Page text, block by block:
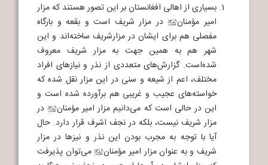
بسیاری از اهالی افغانستان بر این تصور هستند که مزار
امیر مؤمنانjدر مزار شریف است و بقعه و بارگاه
مفصلی هم برای ایشان در مزارشریف ساخته‌اند و این
شهر هم به همین جهت به مزار شریف معروف
شده‌است. گزارش‌های متعددی از نذر و نیازهای افراد
مختلف، اعم از شیعه و سنی در این مزار نقل شده که
خواسته‌های عجیب و غریبی هم برآورده شده است و
این در حالی است که می‌دانیم مزار امیر مؤمنانjدر
مزار شریف نیست، بلکه در نجف اشرف قرار دارد. حال
آیا با توجه به مجرب بودن این نذر و نیزها در مزار
شریف و به عنوان مزار امیر مؤمنانjمی‌توان پذیرفت